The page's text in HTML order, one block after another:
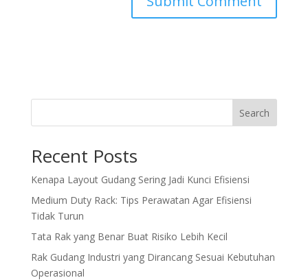
Search
Recent Posts
Kenapa Layout Gudang Sering Jadi Kunci Efisiensi
Medium Duty Rack: Tips Perawatan Agar Efisiensi
Tidak Turun
Tata Rak yang Benar Buat Risiko Lebih Kecil
Rak Gudang Industri yang Dirancang Sesuai Kebutuhan
Operasional